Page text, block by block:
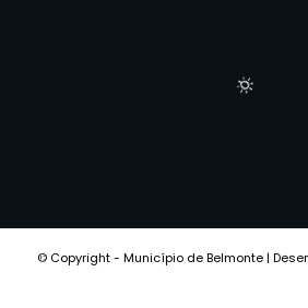
© Copyright - Município de Belmonte |